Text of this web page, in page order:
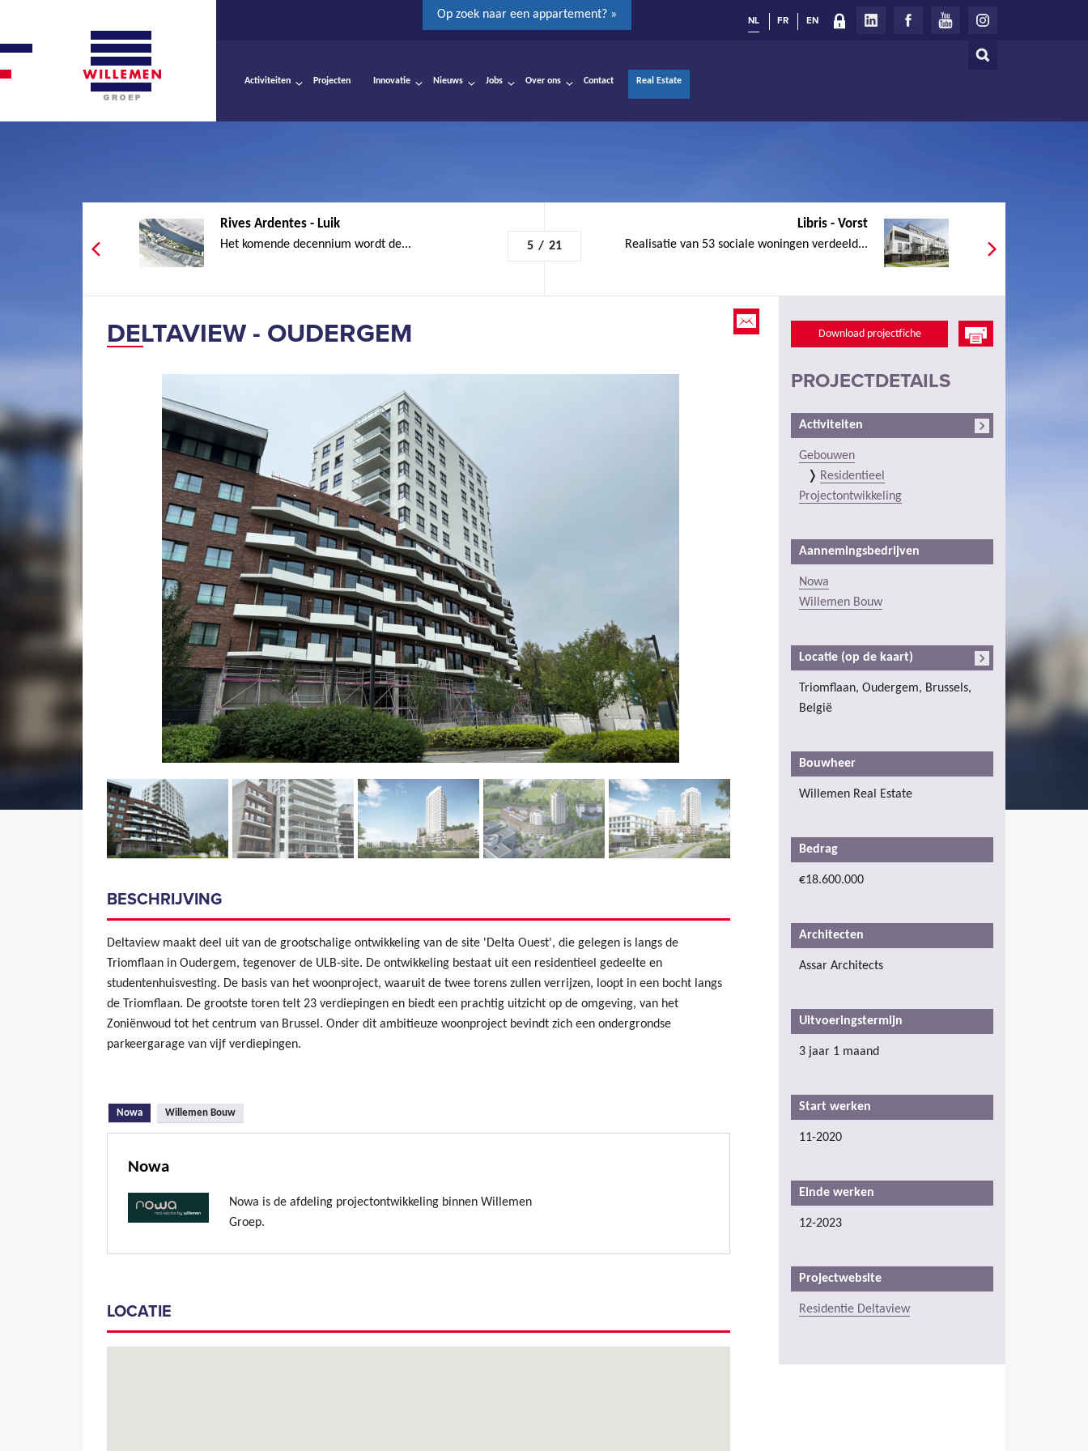
Op zoek naar een appartement? »
Zoeken
NL FR EN
Activiteiten Projecten Innovatie Nieuws Jobs Over ons Contact Real Estate
Rives Ardentes - Luik
Het komende decennium wordt de... 5 / 21
Libris - Vorst
Realisatie van 53 sociale woningen verdeeld...
DELTAVIEW - OUDERGEM
BESCHRIJVING
Deltaview maakt deel uit van de grootschalige ontwikkeling van de site 'Delta Ouest', die gelegen is langs de
Triomflaan in Oudergem, tegenover de ULB-site. De ontwikkeling bestaat uit een residentieel gedeelte en
studentenhuisvesting. De basis van het woonproject, waaruit de twee torens zullen verrijzen, loopt in een bocht langs
de Triomflaan. De grootste toren telt 23 verdiepingen en biedt een prachtig uitzicht op de omgeving, van het
Zoniënwoud tot het centrum van Brussel. Onder dit ambitieuze woonproject bevindt zich een ondergrondse
parkeergarage van vijf verdiepingen.
Nowa (actieve tabblad)
Willemen Bouw
Nowa
Nowa is de afdeling projectontwikkeling binnen Willemen
Groep.
LOCATIE
Download projectfiche
PROJECTDETAILS
Activiteiten
Gebouwen
Residentieel
Projectontwikkeling
Aannemingsbedrijven
Nowa
Willemen Bouw
Locatie (op de kaart)
Triomflaan, Oudergem, Brussels,
België
Bouwheer
Willemen Real Estate
Bedrag
€18.600.000
Architecten
Assar Architects
Uitvoeringstermijn
3 jaar 1 maand
Start werken
11-2020
Einde werken
12-2023
Projectwebsite
Residentie Deltaview